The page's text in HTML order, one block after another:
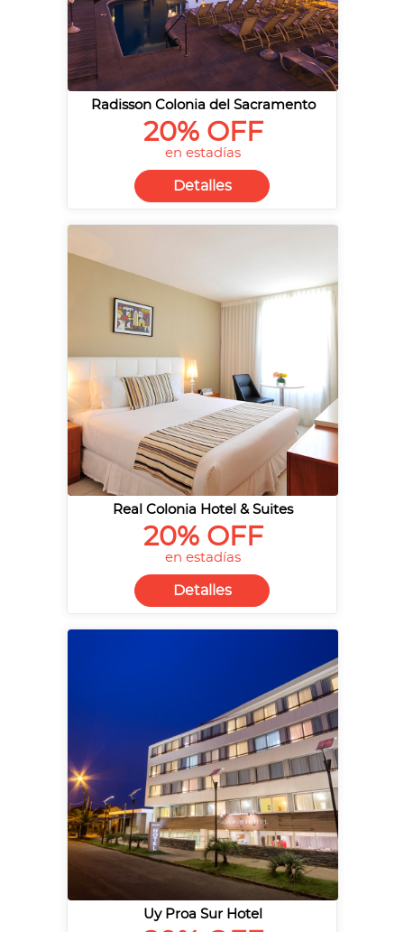
Radisson Colonia del Sacramento
20% OFF
en estadías
Detalles
Real Colonia Hotel & Suites
20% OFF
en estadías
Detalles
Uy Proa Sur Hotel